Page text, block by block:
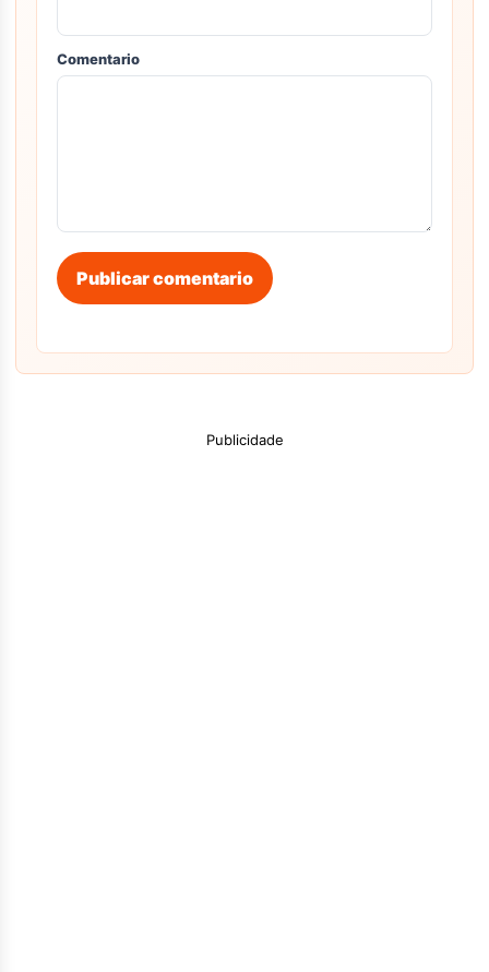
Comentario
Publicar comentario
Publicidade